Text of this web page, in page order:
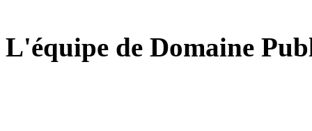
L'équipe de Domaine